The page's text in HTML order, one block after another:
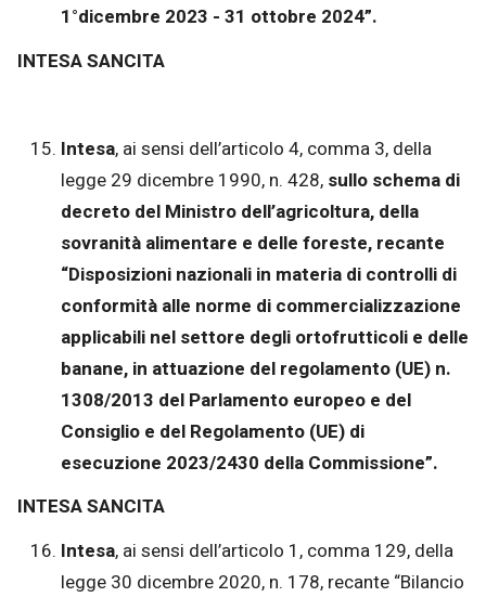
1°dicembre 2023 - 31 ottobre 2024”.
INTESA SANCITA
Intesa, ai sensi dell’articolo 4, comma 3, della
legge 29 dicembre 1990, n. 428, sullo schema di
decreto del Ministro dell’agricoltura, della
sovranità alimentare e delle foreste, recante
“Disposizioni nazionali in materia di controlli di
conformità alle norme di commercializzazione
applicabili nel settore degli ortofrutticoli e delle
banane, in attuazione del regolamento (UE) n.
1308/2013 del Parlamento europeo e del
Consiglio e del Regolamento (UE) di
esecuzione 2023/2430 della Commissione”.
INTESA SANCITA
Intesa, ai sensi dell’articolo 1, comma 129, della
legge 30 dicembre 2020, n. 178, recante “Bilancio